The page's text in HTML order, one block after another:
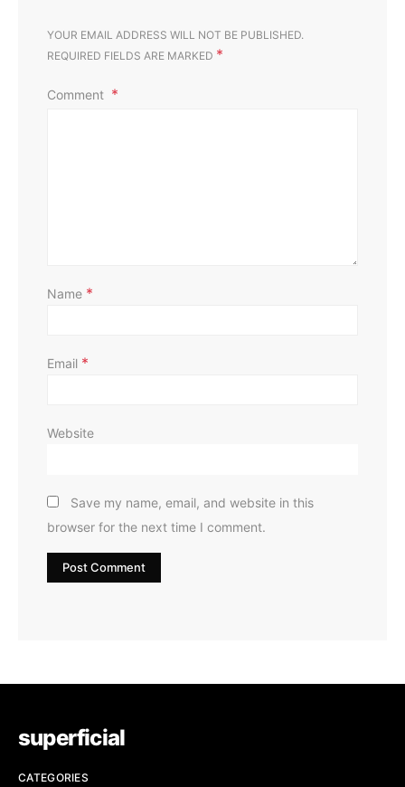
YOUR EMAIL ADDRESS WILL NOT BE PUBLISHED.
REQUIRED FIELDS ARE MARKED *
Comment
Name *
Email *
Website
Save my name, email, and website in this
browser for the next time I comment.
superficial
CATEGORIES